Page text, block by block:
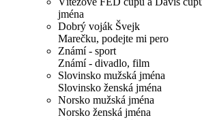
jména
Dobrý voják Švejk
Marečku, podejte mi pero
Známí - sport
Známí - divadlo, film
Slovinsko mužská jména
Slovinsko ženská jména
Norsko mužská jména
Norsko ženská jména